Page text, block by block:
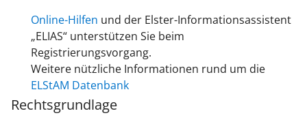
Online-Hilfen und der Elster-Informationsassistent
„ELIAS“ unterstützen Sie beim
Registrierungsvorgang.
Weitere nützliche Informationen rund um die
ELStAM Datenbank
Rechtsgrundlage